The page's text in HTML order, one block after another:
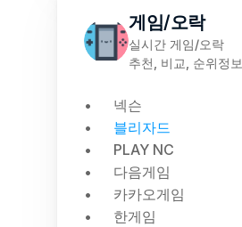
게임/오락
실시간 게임/오락
추천, 비교, 순위정보
넥슨
블리자드
PLAY NC
다음게임
카카오게임
한게임